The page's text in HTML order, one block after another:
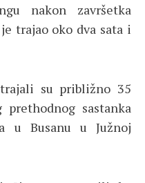
nakon završetka
trajao oko dva sata i
su približno 35
sastanka
u Busanu u Južnoj